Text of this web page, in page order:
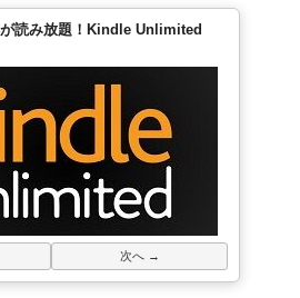
読み放題！Kindle Unlimited
次へ →